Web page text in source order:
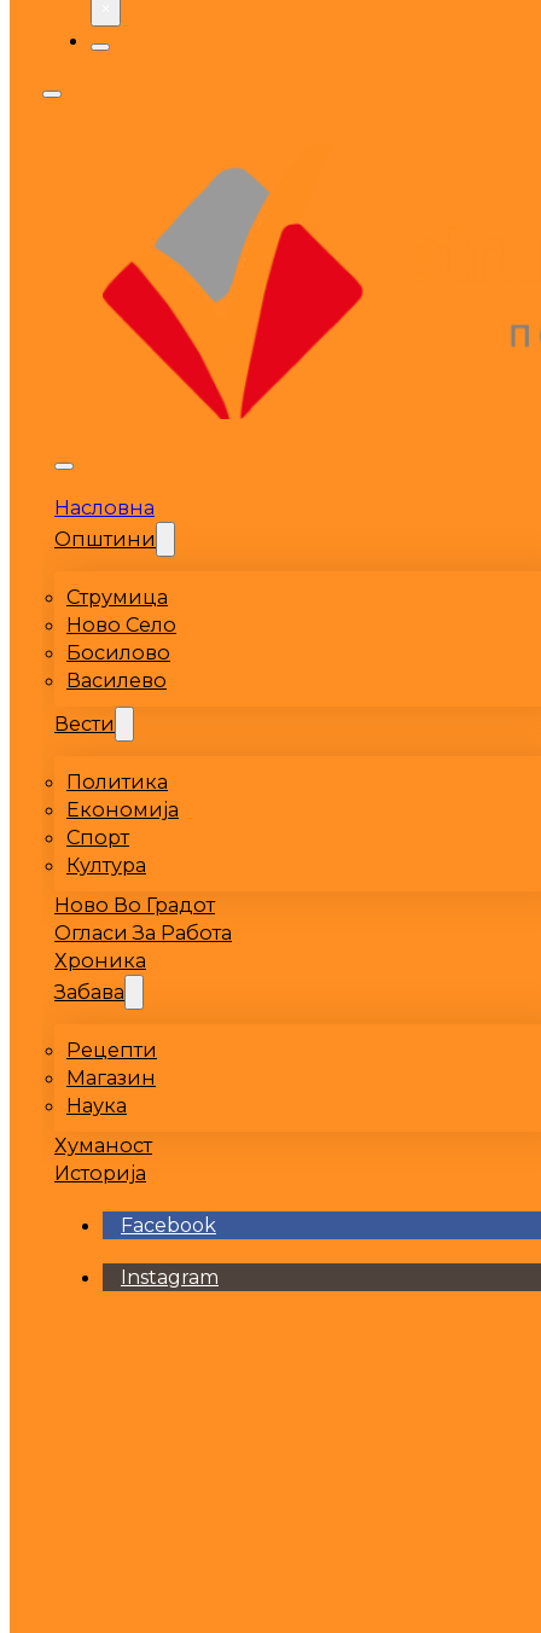
Насловна
Општини
Струмица
Ново Село
Босилово
Василево
Вести
Политика
Економија
Спорт
Култура
Ново Во Градот
Огласи За Работа
Хроника
Забава
Рецепти
Магазин
Наука
Хуманост
Историја
Facebook
Instagram